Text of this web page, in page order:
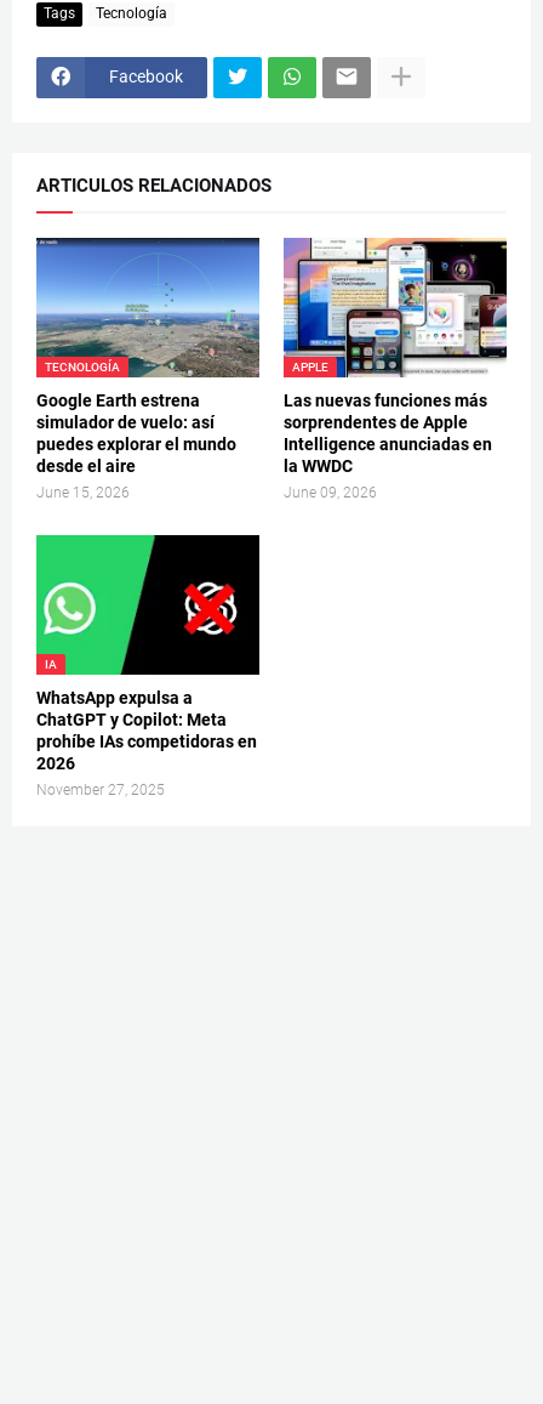
Tags Tecnología
Facebook
ARTICULOS RELACIONADOS
TECNOLOGÍA
Google Earth estrena
simulador de vuelo: así
puedes explorar el mundo
desde el aire
June 15, 2026
APPLE
Las nuevas funciones más
sorprendentes de Apple
Intelligence anunciadas en
la WWDC
June 09, 2026
IA
WhatsApp expulsa a
ChatGPT y Copilot: Meta
prohíbe IAs competidoras en
2026
November 27, 2025